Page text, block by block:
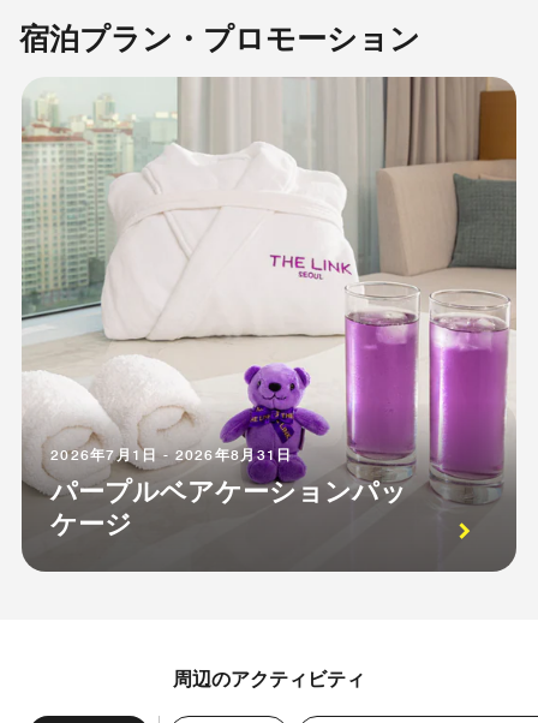
宿泊プラン・プロモーション
2026年7月1日 - 2026年8月31日
パープルベアケーションパッ
ケージ
周辺のアクティビティ